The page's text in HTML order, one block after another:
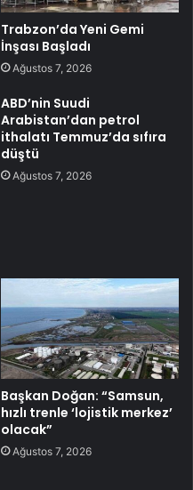
Trabzon’da Yeni Gemi
İnşası Başladı
Ağustos 7, 2026
ABD’nin Suudi
Arabistan’dan petrol
ithalatı Temmuz’da sıfıra
düştü
Ağustos 7, 2026
Başkan Doğan: “Samsun,
hızlı trenle ‘lojistik merkez’
olacak”
Ağustos 7, 2026